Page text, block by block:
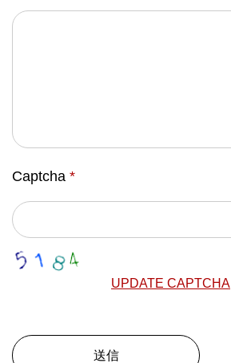
Captcha *
UPDATE CAPTCHA
送信